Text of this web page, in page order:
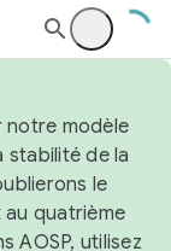
notre modèle
stabilité de la
le
au quatrième
AOSP, utilisez